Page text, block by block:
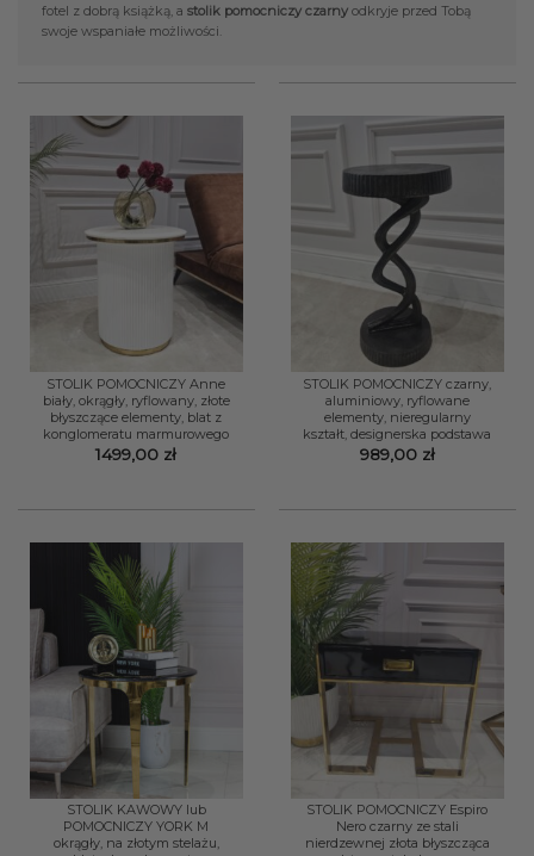
fotel z dobrą książką, a stolik pomocniczy czarny odkryje przed Tobą
swoje wspaniałe możliwości.
STOLIK POMOCNICZY Anne
biały, okrągły, ryflowany, złote
błyszczące elementy, blat z
konglomeratu marmurowego
1499,00 zł
STOLIK POMOCNICZY czarny,
aluminiowy, ryflowane
elementy, nieregularny
kształt, designerska podstawa
989,00 zł
STOLIK KAWOWY lub
POMOCNICZY YORK M
okrągły, na złotym stelażu,
STOLIK POMOCNICZY Espiro
Nero czarny ze stali
nierdzewnej złota błyszcząca